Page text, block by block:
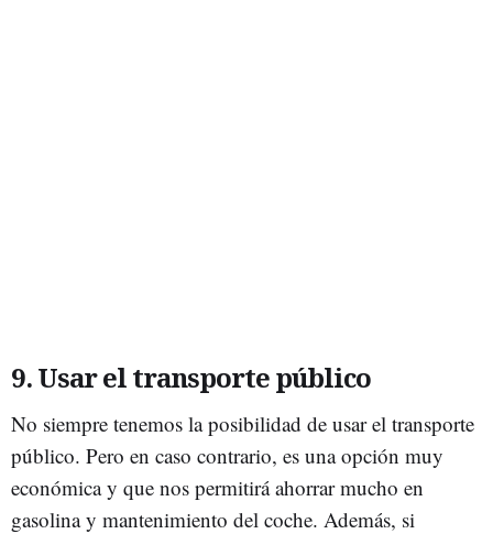
9. Usar el transporte público
No siempre tenemos la posibilidad de usar el transporte
público. Pero en caso contrario, es una opción muy
económica y que nos permitirá ahorrar mucho en
gasolina y mantenimiento del coche. Además, si